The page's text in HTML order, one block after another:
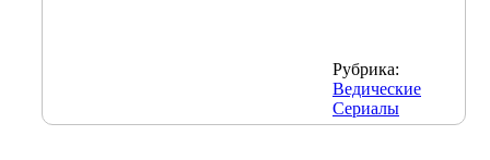
Рубрика:
Ведические
Сериалы